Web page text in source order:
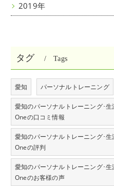
2019年
タグ Tags
愛知 パーソナルトレーニング
愛知のパーソナルトレーニング･
Oneの口コミ情報
愛知のパーソナルトレーニング･
Oneの評判
愛知のパーソナルトレーニング･
Oneのお客様の声